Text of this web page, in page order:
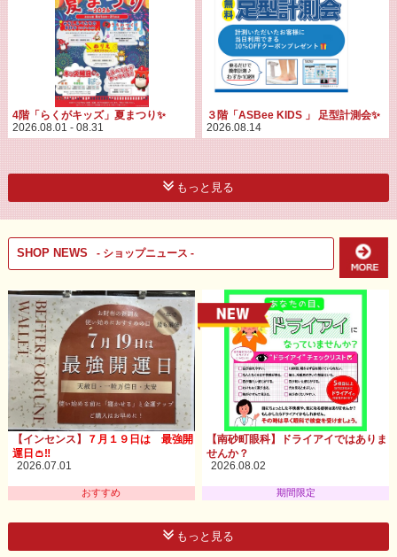
4階「らくがキッズ」夏まつり✨
2026.08.01 - 08.31
３階「ASBee KIDS 」 足型計測会✨
2026.08.14
もっと見る
SHOP NEWS - ショップニュース -
【インセンス】
７月１９日は 最強開
運日👛‼
2026.07.01
おすすめ
【南砂町眼科】ドライアイではありま
せんか？
2026.08.02
期間限定
もっと見る